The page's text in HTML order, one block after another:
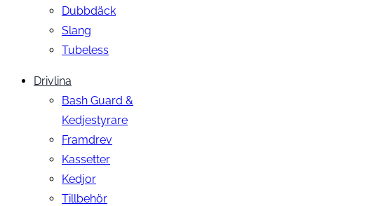
Dubbdäck
Slang
Tubeless
Drivlina
Bash Guard &
Kedjestyrare
Framdrev
Kassetter
Kedjor
Tillbehör